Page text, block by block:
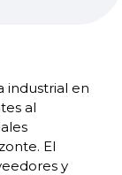
industrial en
al
El
y